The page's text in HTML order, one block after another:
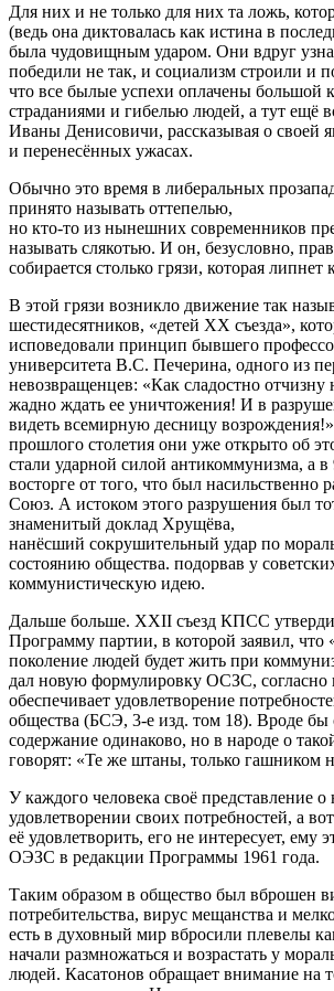
Для них и не только для них та ложь,
(ведь она диктовалась как истина в
была чудовищным ударом. Они вдруг
победили не так, и социализм строили и
что все былые успехи оплачены большой
страданиями и гибелью людей, а тут ещё
Иваны Денисовичи, рассказывая о своей
и перенесённых ужасах.
Обычно это время в либеральных
принято называть оттепелью,
но кто-то из нынешних современников
называть слякотью. И он, безусловно,
собирается столько грязи, которая липнет
В этой грязи возникло движение так
шестидесятников, «детей ХХ съезда»,
исповедовали принцип бывшего
университета В.С. Печерина, одного из
невозвращенцев: «Как сладостно отчизну
жадно ждать ее уничтожения! И в
видеть всемирную десницу
прошлого столетия они уже открыто об
стали ударной силой антикоммунизма, а
восторге от того, что был насильственно
Союз. А истоком этого разрушения был
знаменитый доклад Хрущёва,
нанёсший сокрушительный удар по
состоянию общества. подорвав у
коммунистическую идею.
Дальше больше. ХXII съезд КПСС
Программу партии, в которой заявил,
поколение людей будет жить при
дал новую формулировку ОСЗС, согласно
обеспечивает удовлетворение
общества (БСЭ, 3-е изд. том 18). Вроде бы
содержание одинаково, но в народе о
говорят: «Те же штаны, только гашником
У каждого человека своё представление
удовлетворении своих потребностей, а
её удовлетворить, его не интересует, ему
ОЭЗС в редакции Программы 1961 года.
Таким образом в общество был вброшен
потребительства, вирус мещанства и
есть в духовный мир вбросили плевелы
начали размножаться и возрастать у
людей. Касатонов обращает внимание на